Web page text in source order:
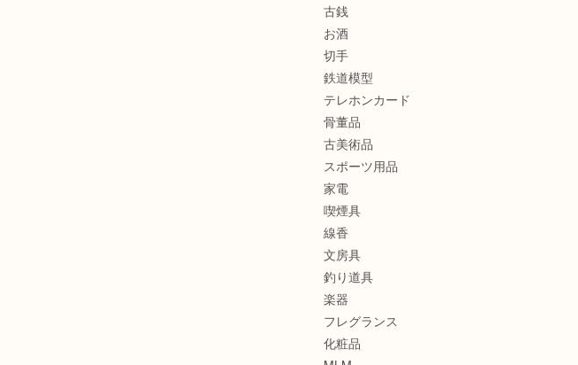
古銭
お酒
切手
鉄道模型
テレホンカード
骨董品
古美術品
スポーツ用品
家電
喫煙具
線香
文房具
釣り道具
楽器
フレグランス
化粧品